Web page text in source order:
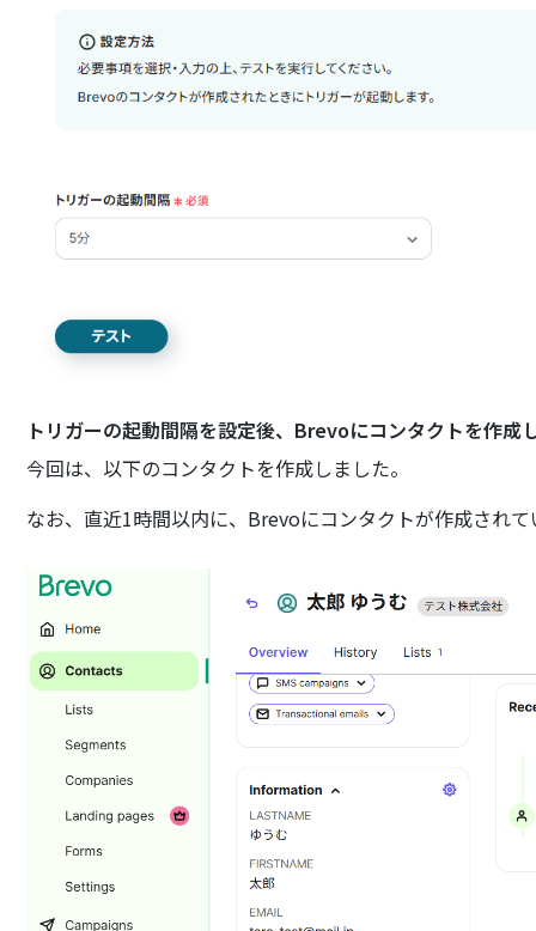
トリガーの起動間隔を設定後、Brevoにコンタクトを作成
今回は、以下のコンタクトを作成しました。
なお、直近1時間以内に、Brevoにコンタクトが作成され